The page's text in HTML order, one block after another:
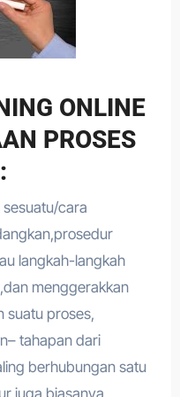
ONLINE
PROSES
cara
langkah-langkah
menggerakkan
suatu proses,
tahapan dari
berhubungan satu
juga biasanya